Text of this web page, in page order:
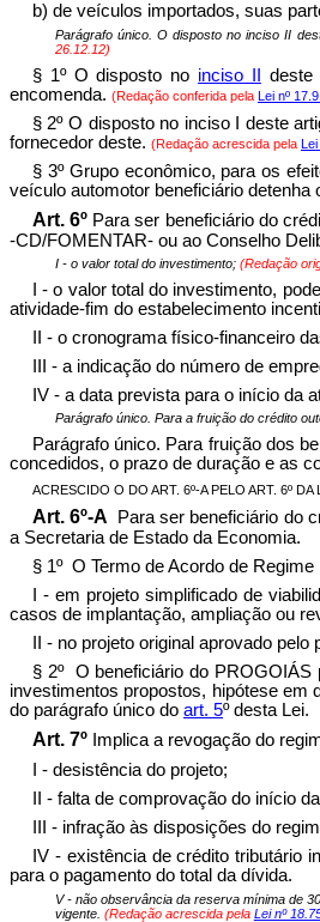
b) de veículos importados, suas
Parágrafo único. O disposto no inciso II
26.12.12)
§ 1º O disposto no inciso II deste
encomenda. (Redação conferida pela Lei nº
§ 2º O disposto no inciso I deste
fornecedor deste. (Redação acrescida pela Lei
§ 3º Grupo econômico, para os
veículo automotor beneficiário
Art. 6º Para ser beneficiário do
-CD/FOMENTAR- ou ao Conselho
I - o valor total do investimento; (Redação
I - o valor total do investimento,
atividade-fim do estabelecimento
II - o cronograma físico-financeiro
III - a indicação do número de
IV - a data prevista para o início da
Parágrafo único. Para a fruição do crédito
Parágrafo único. Para fruição dos
concedidos, o prazo de duração e as
ACRESCIDO O DO ART. 6º-A PELO ART. 6º DA
Art. 6º-A
Para ser beneficiário do
a Secretaria de Estado da Economia.
§ 1º O Termo de Acordo de
I - em projeto simplificado de
casos de implantação, ampliação ou
II - no projeto original aprovado
§ 2º O beneficiário do PROGOIÁS
investimentos propostos, hipótese em
do parágrafo único do art. 5º desta Lei.
Art. 7ºImplica a revogação do
I - desistência do projeto;
II - falta de comprovação do início
III - infração às disposições do
IV - existência de crédito tributário
para o pagamento do total da dívida.
V - não observância da reserva mínima de
vigente. (Redação acrescida pela Lei nº